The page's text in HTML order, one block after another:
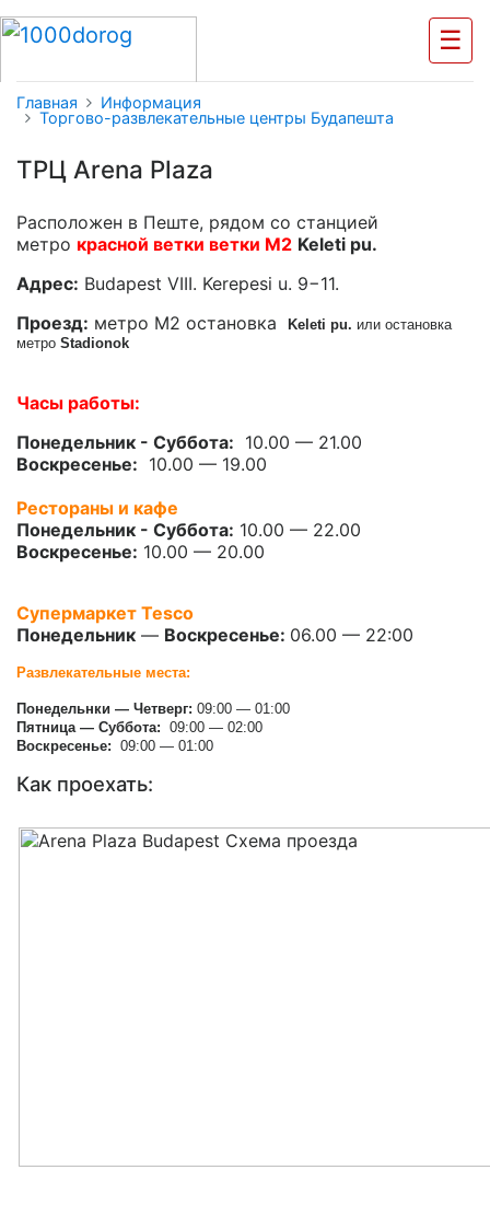
☰
Главная
Информация
Торгово-развлекательные центры Будапешта
ТРЦ Arena Plaza
Расположен в Пеште, рядом со станцией
метро красной ветки ветки М2 Keleti pu.
Адрес: Budapest VIII. Kerepesi u. 9−11.
Проезд: метро М2 остановка Keleti pu. или остановка
метро Stadionok
Часы работы:
Понедельник - Суббота: 10.00 — 21.00
Воскресенье: 10.00 — 19.00
Рестораны и кафе
Понедельник - Суббота: 10.00 — 22.00
Воскресенье: 10.00 — 20.00
Супермаркет Tesco
Понедельник — Воскресенье: 06.00 — 22:00
Развлекательные места:
Понедельнки — Четверг: 09:00 — 01:00
Пятница — Суббота: 09:00 — 02:00
Воскресенье: 09:00 — 01:00
Как проехать: